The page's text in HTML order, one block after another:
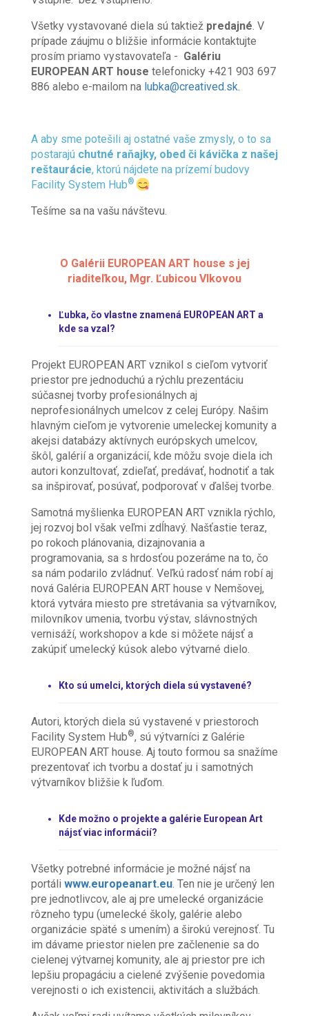
Všetky vystavované diela sú taktiež predajné. V
prípade záujmu o bližšie informácie kontaktujte
prosím priamo vystavovateľa - Galériu
EUROPEAN ART house telefonicky +421 903 697
886 alebo e-mailom na lubka@creatived.sk.
A aby sme potešili aj ostatné vaše zmysly, o to sa
postarajú chutné raňajky, obed či kávička z našej
reštaurácie, ktorú nájdete na prízemí budovy
Facility System Hub®
Tešíme sa na vašu návštevu.
O Galérii EUROPEAN ART house s jej
riaditeľkou, Mgr. Ľubicou Vlkovou
Ľubka, čo vlastne znamená EUROPEAN ART a
kde sa vzal?
Projekt EUROPEAN ART vznikol s cieľom vytvoriť
priestor pre jednoduchú a rýchlu prezentáciu
súčasnej tvorby profesionálnych aj
neprofesionálnych umelcov z celej Európy. Našim
hlavným cieľom je vytvorenie umeleckej komunity a
akejsi databázy aktívnych európskych umelcov,
škôl, galérií a organizácií, kde môžu svoje diela ich
autori konzultovať, zdieľať, predávať, hodnotiť a tak
sa inšpirovať, posúvať, podporovať v ďalšej tvorbe.
Samotná myšlienka EUROPEAN ART vznikla rýchlo,
jej rozvoj bol však veľmi zdĺhavý. Našťastie teraz,
po rokoch plánovania, dizajnovania a
programovania, sa s hrdosťou pozeráme na to, čo
sa nám podarilo zvládnuť. Veľkú radosť nám robí aj
nová Galéria EUROPEAN ART house v Nemšovej,
ktorá vytvára miesto pre stretávania sa výtvarníkov,
milovníkov umenia, tvorbu výstav, slávnostných
vernisáží, workshopov a kde si môžete nájsť a
zakúpiť umelecký kúsok alebo výtvarné dielo.
Kto sú umelci, ktorých diela sú vystavené?
Autori, ktorých diela sú vystavené v priestoroch
Facility System Hub®, sú výtvarníci z Galérie
EUROPEAN ART house. Aj touto formou sa snažíme
prezentovať ich tvorbu a dostať ju i samotných
výtvarníkov bližšie k ľuďom.
Kde možno o projekte a galérie European Art
nájsť viac informácií?
Všetky potrebné informácie je možné nájsť na
portáli www.europeanart.eu. Ten nie je určený len
pre jednotlivcov, ale aj pre umelecké organizácie
rôzneho typu (umelecké školy, galérie alebo
organizácie späté s umením) a širokú verejnosť. Tu
im dávame priestor nielen pre začlenenie sa do
cielenej výtvarnej komunity, ale aj priestor pre ich
lepšiu propagáciu a cielené zvýšenie povedomia
verejnosti o ich existencii, aktivitách a službách.